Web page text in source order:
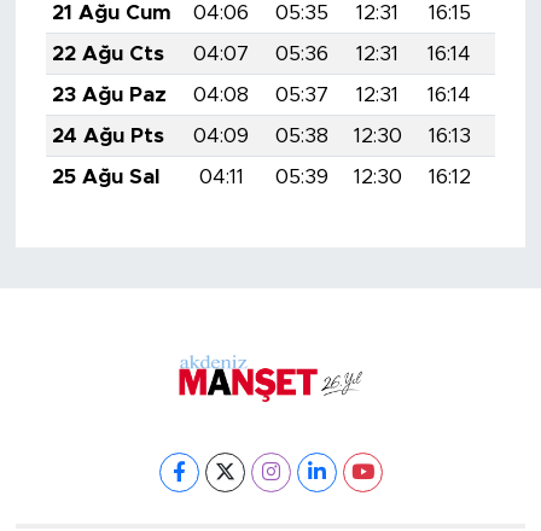
21 Ağu Cum
04:06 05:35 12:31 16:15
22 Ağu Cts
04:07 05:36 12:31 16:14
23 Ağu Paz
04:08 05:37 12:31 16:14
24 Ağu Pts
04:09 05:38 12:30 16:13
25 Ağu Sal
04:11 05:39 12:30 16:12